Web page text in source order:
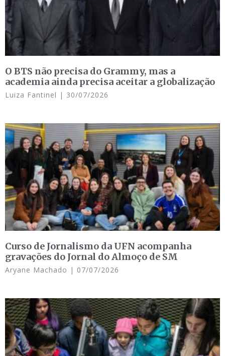
O BTS não precisa do Grammy, mas a
academia ainda precisa aceitar a globalização
Luiza Fantinel 30/07/2026
Curso de Jornalismo da UFN acompanha
gravações do Jornal do Almoço de SM
Aryane Machado 07/07/2026